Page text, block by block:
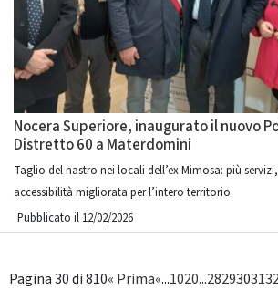
Nocera Superiore, inaugurato il nuovo
Distretto 60 a Materdomini
Taglio del nastro nei locali dell’ex Mimosa: più
accessibilità migliorata per l’intero territorio
Pubblicato il 12/02/2026
Pagina 30 di 810« Prima«...1020...28293031